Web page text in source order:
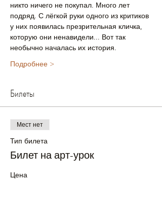
никто ничего не покупал. Много лет
подряд. С лёгкой руки одного из критиков
у них появилась презрительная кличка,
которую они ненавидели... Вот так
необычно началась их история.
Подробнее >
Билеты
Мест нет
Тип билета
Билет на арт-урок
Цена